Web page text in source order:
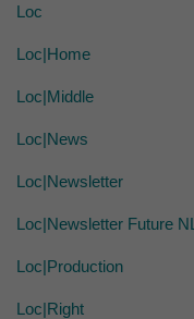
Loc
Loc|Home
Loc|Middle
Loc|News
Loc|Newsletter
Loc|Newsletter Future NL
Loc|Production
Loc|Right